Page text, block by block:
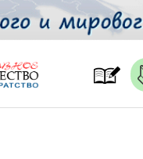
ТАБЛО